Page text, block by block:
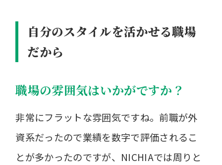
自分のスタイルを活かせる職場
だから
職場の雰囲気はいかがですか？
非常にフラットな雰囲気ですね。前職が外
資系だったので業績を数字で評価されるこ
とが多かったのですが、NICHIAでは周りと